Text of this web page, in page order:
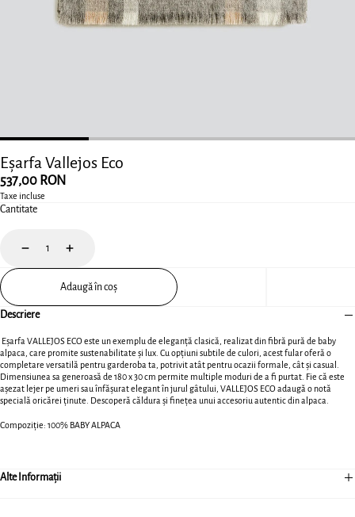
Eșarfa Vallejos Eco
Preț
obișnuit
537,00 RON
Taxe incluse
Cantitate
Scade Crește
Adaugă în coș
Descriere
Eșarfa VALLEJOS ECO este un exemplu de eleganță clasică, realizat din fibră pură de baby
alpaca, care promite sustenabilitate și lux. Cu opțiuni subtile de culori, acest fular oferă o
completare versatilă pentru garderoba ta, potrivit atât pentru ocazii formale, cât și casual.
Dimensiunea sa generoasă de 180 x 30 cm permite multiple moduri de a fi purtat. Fie că este
așezat lejer pe umeri sau înfășurat elegant în jurul gâtului, VALLEJOS ECO adaugă o notă
specială oricărei ținute. Descoperă căldura și finețea unui accesoriu autentic din alpaca.
Compoziție: 100% BABY ALPACA
Alte Informații